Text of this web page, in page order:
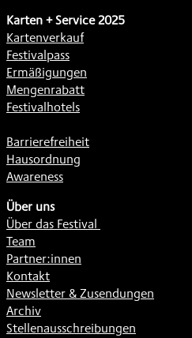
Karten + Service 2025
Kartenverkauf
Festivalpass
Ermäßigungen
Mengenrabatt
Festivalhotels
Barrierefreiheit
Hausordnung
Awareness
Über uns
Über das Festival
Team
Partner:innen
Kontakt
Newsletter & Zusendungen
Archiv
Stellenausschreibungen